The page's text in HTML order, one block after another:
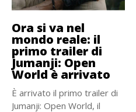
Ora si va nel
mondo reale: il
primo trailer di
Jumanji: Open
World è arrivato
È arrivato il primo trailer di
Jumanji: Open World, il